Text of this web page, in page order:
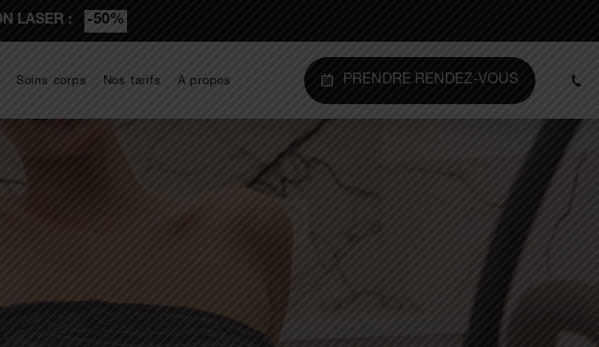
LASER : -50%
Soins corps Nos tarifs A propos PRENDRE RENDEZ-VOUS